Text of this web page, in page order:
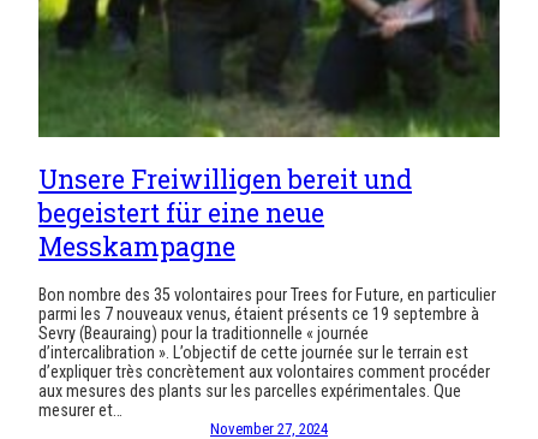
Unsere Freiwilligen bereit und
begeistert für eine neue
Messkampagne
Bon nombre des 35 volontaires pour Trees for Future, en particulier
parmi les 7 nouveaux venus, étaient présents ce 19 septembre à
Sevry (Beauraing) pour la traditionnelle « journée
d’intercalibration ». L’objectif de cette journée sur le terrain est
d’expliquer très concrètement aux volontaires comment procéder
aux mesures des plants sur les parcelles expérimentales. Que
mesurer et…
November 27, 2024